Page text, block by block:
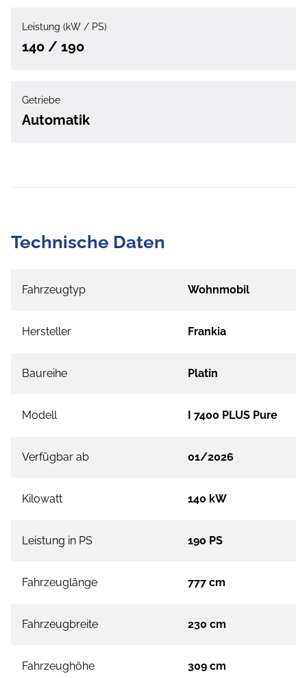
Leistung (kW / PS)
140 / 190
Getriebe
Automatik
Technische Daten
Fahrzeugtyp Wohnmobil
Hersteller Frankia
Baureihe Platin
Modell I 7400 PLUS Pure
Verfügbar ab 01/2026
Kilowatt 140 kW
Leistung in PS 190 PS
Fahrzeuglänge 777 cm
Fahrzeugbreite 230 cm
Fahrzeughöhe 309 cm